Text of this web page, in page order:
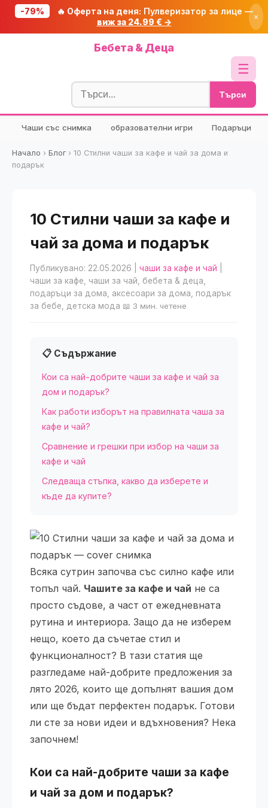
-79% 🔥 Оферта на деня: Пулверизатор за лице —
виж за 24.99 € →
×
Бебета & Деца
☰
Блог
🧮 Калкулатори
🔍 Намери продукт
🎁 Подарък
Търси
Чаши със снимка образователни игри Подаръци
Начало › Блог› 10 Стилни чаши за кафе и чай за дома и
подарък
10 Стилни чаши за кафе и
чай за дома и подарък
Публикувано: 22.05.2026 чаши за кафе и чай
чаши за кафе, чаши за чай, бебета & деца,
подаръци за дома, аксесоари за дома, подарък
за бебе, детска мода 📖 3 мин. четене
📋 Съдържание
Кои са най-добрите чаши за кафе и чай за
дом и подарък?
Как работи изборът на правилната чаша за
кафе и чай?
Сравнение и грешки при избор на чаши за
кафе и чай
Следваща стъпка, какво да изберете и
къде да купите?
Всяка сутрин започва със силно кафе или
топъл чай. Чашите за кафе и чай не са
просто съдове, а част от ежедневната
рутина и интериора. Защо да не изберем
нещо, което да съчетае стил и
функционалност? В тази статия ще
разгледаме най-добрите предложения за
лято 2026, които ще допълнят вашия дом
или ще бъдат перфектен подарък. Готови
ли сте за нови идеи и вдъхновения? Нека
започнем!
Кои са най-добрите чаши за кафе
и чай за дом и подарък?